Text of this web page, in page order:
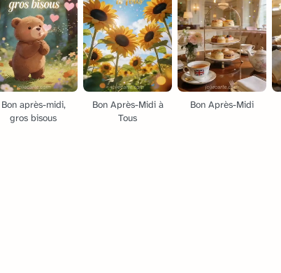
Bon après-midi,
gros bisous
Bon Après-Midi à
Tous
Bon Après-Midi